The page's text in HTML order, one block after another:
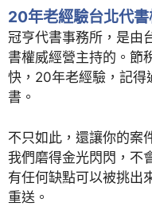
20年老經驗台北代
冠亨代書事務所，是由
書權威經營主持的。節
快，20年老經驗，記得
書。
不只如此，還讓你的案
我們磨得金光閃閃，不
有任何缺點可以被挑出
重送。